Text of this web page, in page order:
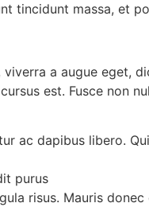
tincidunt massa, et
a augue eget,
est. Fusce non
ac dapibus libero.
purus
risus. Mauris